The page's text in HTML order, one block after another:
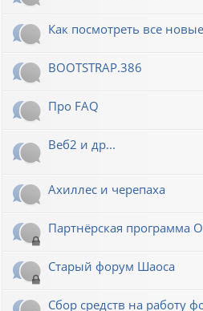
Как посмотреть все
BOOTSTRAP.386
Про FAQ
Веб2 и др...
Ахиллес и черепаха
Партнёрская программа
Старый форум Шаоса
Сбор средств на работу